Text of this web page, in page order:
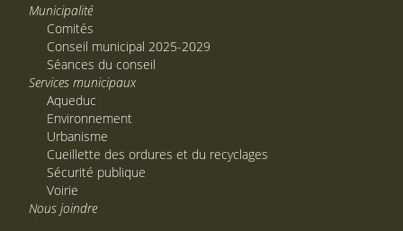
Municipalité
Comités
Conseil municipal 2025-2029
Séances du conseil
Services municipaux
Aqueduc
Environnement
Urbanisme
Cueillette des ordures et du recyclages
Sécurité publique
Voirie
Nous joindre